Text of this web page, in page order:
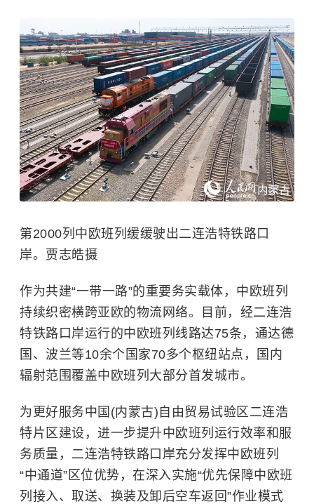
第2000列中欧班列缓缓驶出二连浩特铁路口
岸。贾志皓摄
作为共建“一带一路”的重要务实载体，中欧班列
持续织密横跨亚欧的物流网络。目前，经二连浩
特铁路口岸运行的中欧班列 线路达75条，通达德
国、波兰等10余个国家70多个枢纽站点，国内
辐射范围覆盖中欧班列大部分首发城市。
为更好服务中国(内蒙古)自由贸易试验区二连浩
特片区建设，进一步提升中欧班列运行效率和服
务质量，二连浩特铁路口岸充分发挥中欧班列
“中通道”区位优势，在深入实施“优先保障中欧班
列接入、取送、换装及卸后空车返回”作业模式